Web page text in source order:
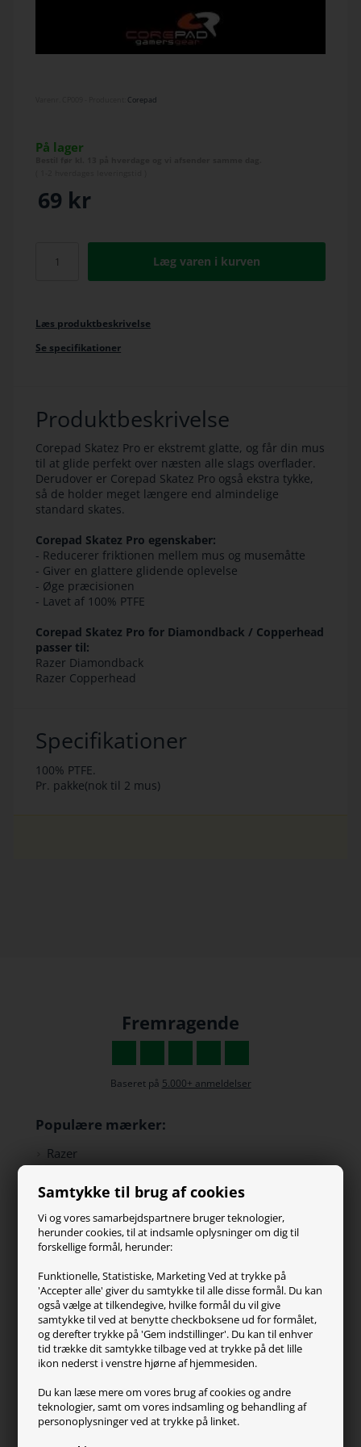
Samtykke til brug af cookies
Vi og vores samarbejdspartnere bruger teknologier,
herunder cookies, til at indsamle oplysninger om dig til
forskellige formål, herunder:
Funktionelle, Statistiske, Marketing Ved at trykke på
'Accepter alle' giver du samtykke til alle disse formål. Du kan
også vælge at tilkendegive, hvilke formål du vil give
samtykke til ved at benytte checkboksene ud for formålet,
og derefter trykke på 'Gem indstillinger'. Du kan til enhver
tid trække dit samtykke tilbage ved at trykke på det lille
ikon nederst i venstre hjørne af hjemmesiden.
Du kan læse mere om vores brug af cookies og andre
teknologier, samt om vores indsamling og behandling af
personoplysninger ved at trykke på linket.
Corepad
På lager
69 kr
Læg varen i kurven
Læs produktbeskrivelse
Se specifikationer
Produktbeskrivelse
Corepad Skatez Pro er ekstremt glatte, og får din mus
til at glide perfekt over næsten alle slags overflader.
Derudover er Corepad Skatez Pro også ekstra tykke,
så de holder meget længere end almindelige
standard skates.
Corepad Skatez Pro egenskaber:
- Reducerer friktionen mellem mus og musemåtte
- Giver en glattere glidende oplevelse
- Øge præcisionen
- Lavet af 100% PTFE
Corepad Skatez Pro for Diamondback / Copperhead
passer til:
Razer Diamondback
Razer Copperhead
Specifikationer
100% PTFE.
Pr. pakke(nok til 2 mus)
Fremragende
Baseret på 5.000+ anmeldelser
Populære mærker:
Razer
SteelSeries
ZOWIE
Turtle Beach
Kundeservice
Kontakt os
FAQ
Handelsvilkår
Reklamation
Generel info
Om os